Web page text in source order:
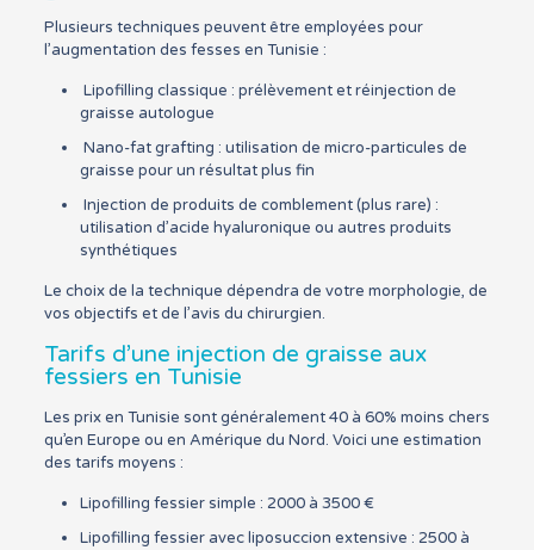
Plusieurs techniques peuvent être employées pour
l’augmentation des fesses en Tunisie :
Lipofilling classique : prélèvement et réinjection de
graisse autologue
Nano-fat grafting : utilisation de micro-particules de
graisse pour un résultat plus fin
Injection de produits de comblement (plus rare) :
utilisation d’acide hyaluronique ou autres produits
synthétiques
Le choix de la technique dépendra de votre morphologie, de
vos objectifs et de l’avis du chirurgien.
Tarifs d’une injection de graisse aux
fessiers en Tunisie
Les prix en Tunisie sont généralement 40 à 60% moins chers
qu’en Europe ou en Amérique du Nord. Voici une estimation
des tarifs moyens :
Lipofilling fessier simple : 2000 à 3500 €
Lipofilling fessier avec liposuccion extensive : 2500 à